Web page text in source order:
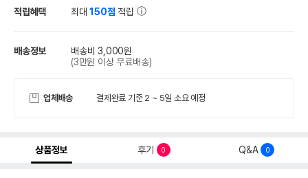
적립혜택 최대150점 적립
배송정보
배송비 3,000원
(3만원 이상 무료배송)
업체배송 결제완료 기준 2 ~ 5일 소요 예정
상품정보 후기 0 Q&A 0